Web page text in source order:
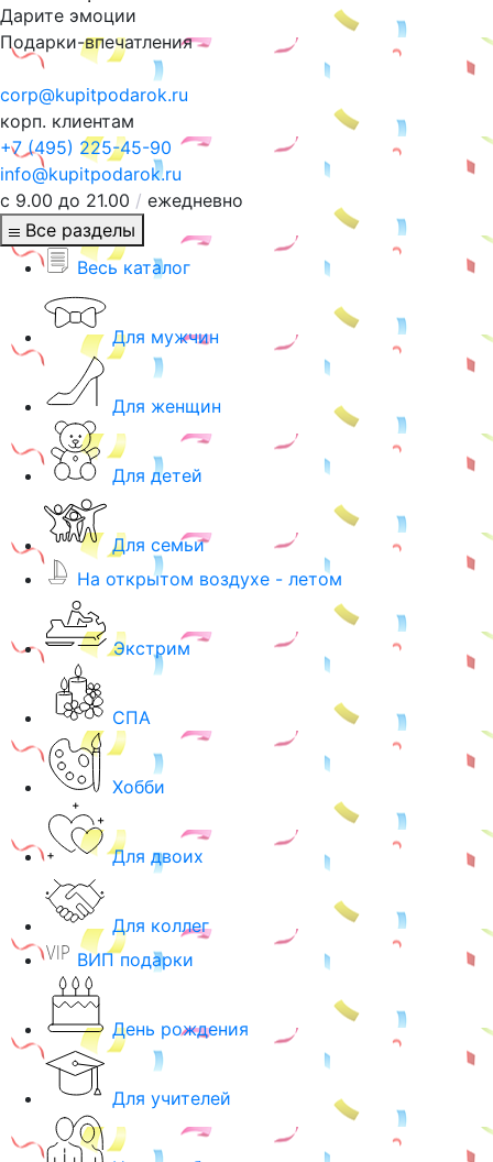
Дарите эмоции
Подарки-впечатления
corp@kupitpodarok.ru
корп. клиентам
+7 (495) 225-45-90
info@kupitpodarok.ru
с 9.00 до 21.00 / ежедневно
Все разделы
Весь каталог
Для мужчин
Для женщин
Для детей
Для семьи
На открытом воздухе - летом
Экстрим
СПА
Хобби
Для двоих
Для коллег
ВИП подарки
День рождения
Для учителей